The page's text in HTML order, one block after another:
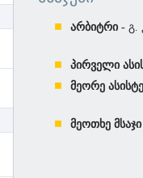
არბიტრი - გ.
პირველი
მეორე
მეოთხე